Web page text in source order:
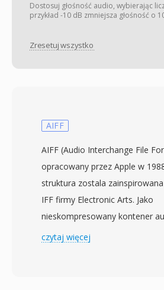
Dostosuj głośność audio, wybierając
przykład -10 dB zmniejsza głośność o
Zresetuj wszystko
AIFF
AIFF (Audio Interchange File
opracowany przez Apple w
struktura zostala
IFF firmy Electronic Arts. Jako
nieskompresowany kontener
przechowuje dane liniowe PCM
czytaj więcej